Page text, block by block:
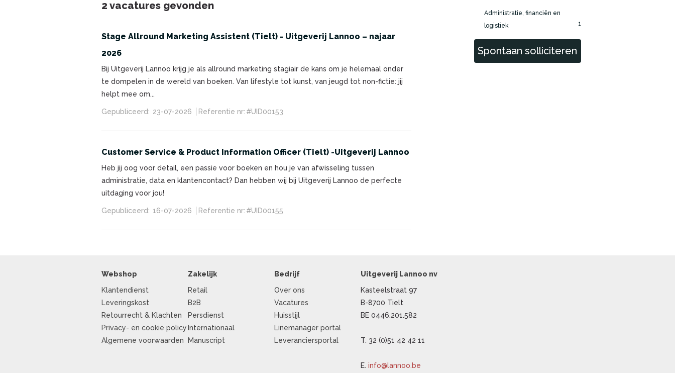
2 vacatures gevonden
Stage Allround Marketing Assistent (Tielt) - Uitgeverij Lannoo – najaar
2026
Bij Uitgeverij Lannoo krijg je als allround marketing stagiair de kans om je helemaal onder
te dompelen in de wereld van boeken. Van lifestyle tot kunst, van jeugd tot non-fictie: jij
helpt mee om...
Gepubliceerd: 23-07-2026 Referentie nr: #UID00153
Customer Service & Product Information Officer (Tielt) -Uitgeverij Lannoo
Heb jij oog voor detail, een passie voor boeken en hou je van afwisseling tussen
administratie, data en klantencontact? Dan hebben wij bij Uitgeverij Lannoo de perfecte
uitdaging voor jou!
Gepubliceerd: 16-07-2026 Referentie nr: #UID00155
Administratie, financiën en
logistiek
1
Spontaan solliciteren
Webshop
Klantendienst
Leveringskost
Retourrecht & Klachten
Privacy- en cookie policy
Algemene voorwaarden
Zakelijk
Retail
B2B
Persdienst
Internationaal
Manuscript
Bedrijf
Over ons
Vacatures
Huisstijl
Linemanager portal
Leveranciersportal
Uitgeverij Lannoo nv
Kasteelstraat 97
B-8700 Tielt
BE 0446.201.582
T. 32 (0)51 42 42 11
E.info@lannoo.be